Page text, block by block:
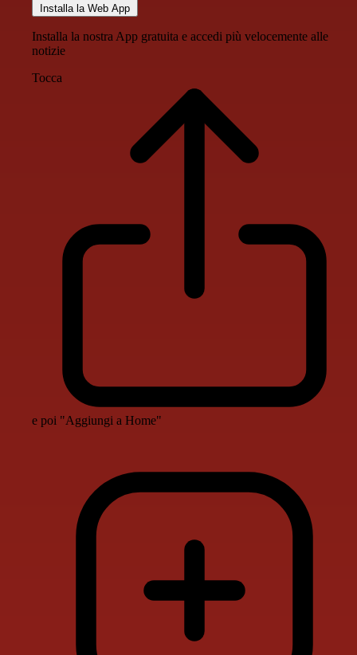
Installa la Web App
Installa la nostra App gratuita e accedi più velocemente alle
notizie
Tocca
e poi "Aggiungi a Home"